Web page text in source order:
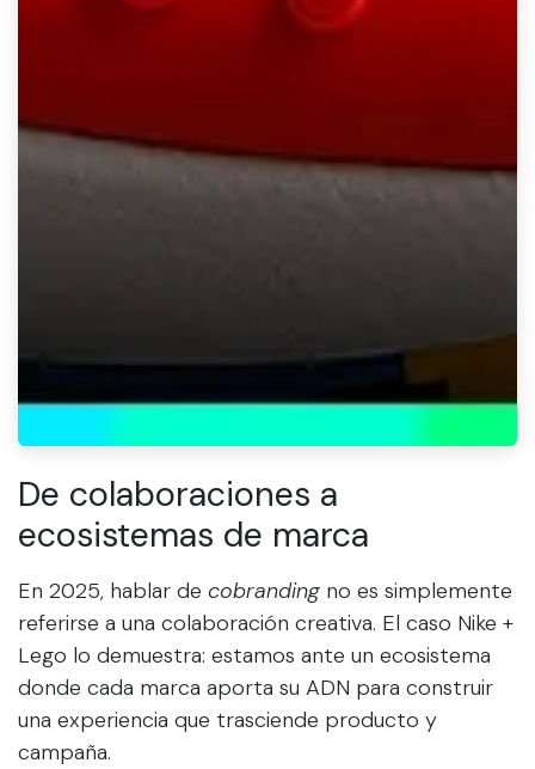
De colaboraciones a
ecosistemas de marca
En 2025, hablar de cobranding no es simplemente
referirse a una colaboración creativa. El caso Nike +
Lego lo demuestra: estamos ante un ecosistema
donde cada marca aporta su ADN para construir
una experiencia que trasciende producto y
campaña.